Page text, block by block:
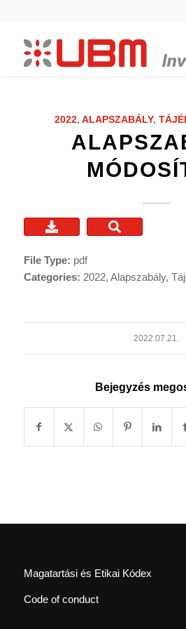
2022, ALAPSZABÁLY,
File Type: pdf
Categories: 2022, Alapszabály,
2022.07.21.
Bejegyzés
Magatartási és Etikai Kódex
Code of conduct